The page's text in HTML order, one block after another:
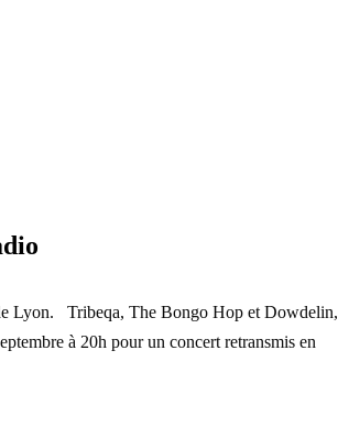
Lyon. Tribeqa, The Bongo Hop et Dowdelin,
à 20h pour un concert retransmis en